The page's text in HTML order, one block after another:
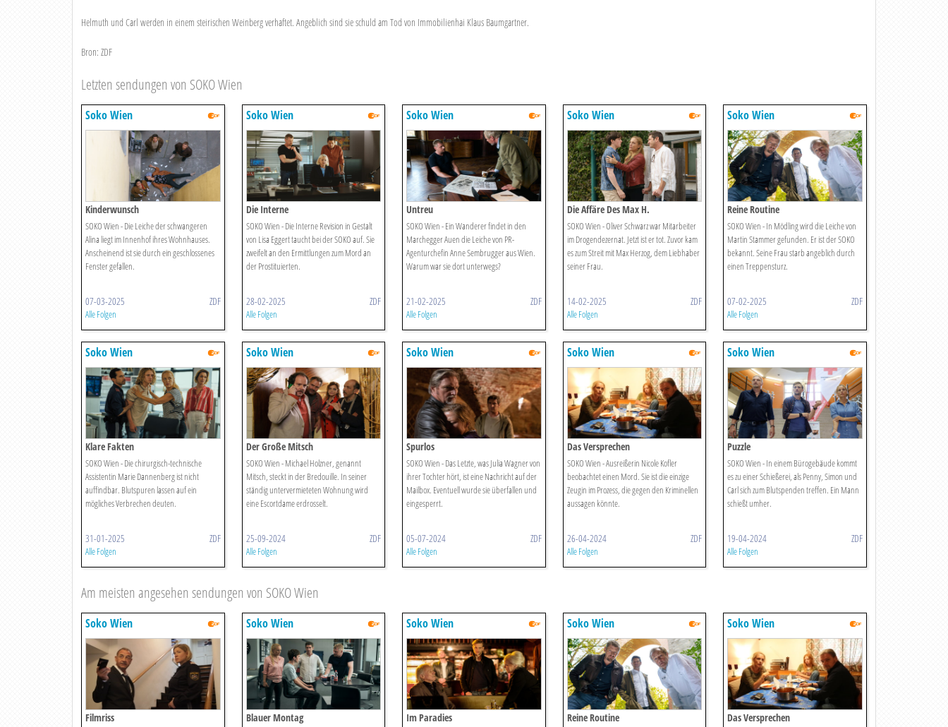
Helmuth und Carl werden in einem steirischen Weinberg verhaftet. Angeblich sind sie schuld am Tod von Immobilienhai Klaus Baumgartner.
Bron: ZDF
Letzten sendungen von SOKO Wien
Soko Wien
Kinderwunsch
SOKO Wien - Die Leiche der schwangeren
Alina liegt im Innenhof ihres Wohnhauses.
Anscheinend ist sie durch ein geschlossenes
Fenster gefallen.
07-03-2025 ZDF
Alle Folgen
Soko Wien
Die Interne
SOKO Wien - Die Interne Revision in Gestalt
von Lisa Eggert taucht bei der SOKO auf. Sie
zweifelt an den Ermittlungen zum Mord an
der Prostituierten.
28-02-2025 ZDF
Alle Folgen
Soko Wien
Untreu
SOKO Wien - Ein Wanderer findet in den
Marchegger Auen die Leiche von PR-
Agenturchefin Anne Sembrugger aus Wien.
Warum war sie dort unterwegs?
21-02-2025 ZDF
Alle Folgen
Soko Wien
Die Affäre Des Max H.
SOKO Wien - Oliver Schwarz war Mitarbeiter
im Drogendezernat. Jetzt ist er tot. Zuvor kam
es zum Streit mit Max Herzog, dem Liebhaber
seiner Frau.
14-02-2025 ZDF
Alle Folgen
Soko Wien
Reine Routine
SOKO Wien - In Mödling wird die Leiche von
Martin Stammer gefunden. Er ist der SOKO
bekannt. Seine Frau starb angeblich durch
einen Treppensturz.
07-02-2025 ZDF
Alle Folgen
Soko Wien
Klare Fakten
SOKO Wien - Die chirurgisch-technische
Assistentin Marie Dannenberg ist nicht
auffindbar. Blutspuren lassen auf ein
mögliches Verbrechen deuten.
31-01-2025 ZDF
Alle Folgen
Soko Wien
Der Große Mitsch
SOKO Wien - Michael Holzner, genannt
Mitsch, steckt in der Bredouille. In seiner
ständig untervermieteten Wohnung wird
eine Escortdame erdrosselt.
25-09-2024 ZDF
Alle Folgen
Soko Wien
Spurlos
SOKO Wien - Das Letzte, was Julia Wagner von
ihrer Tochter hört, ist eine Nachricht auf der
Mailbox. Eventuell wurde sie überfallen und
eingesperrt.
05-07-2024 ZDF
Alle Folgen
Soko Wien
Das Versprechen
SOKO Wien - Ausreißerin Nicole Kofler
beobachtet einen Mord. Sie ist die einzige
Zeugin im Prozess, die gegen den Kriminellen
aussagen könnte.
26-04-2024 ZDF
Alle Folgen
Soko Wien
Puzzle
SOKO Wien - In einem Bürogebäude kommt
es zu einer Schießerei, als Penny, Simon und
Carl sich zum Blutspenden treffen. Ein Mann
schießt umher.
19-04-2024 ZDF
Alle Folgen
Am meisten angesehen sendungen von SOKO Wien
Soko Wien
Filmriss
Soko Wien
Blauer Montag
Soko Wien
Im Paradies
Soko Wien
Reine Routine
Soko Wien
Das Versprechen